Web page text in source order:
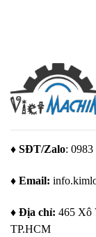
♦ SĐT/Zalo: 0983
♦ Email:
♦ Địa chỉ: 465 Xô
TP.HCM